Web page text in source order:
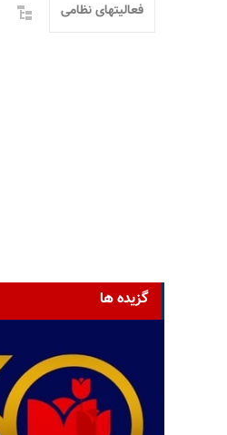
فعالیتهای نظامی
گزیده ها